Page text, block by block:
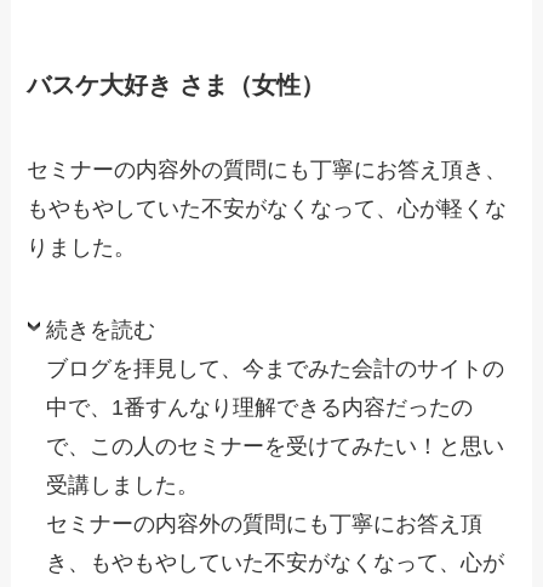
バスケ大好き さま（女性）
セミナーの内容外の質問にも丁寧にお答え頂き、
もやもやしていた不安がなくなって、心が軽くな
りました。
続きを読む
ブログを拝見して、今までみた会計のサイトの
中で、1番すんなり理解できる内容だったの
で、この人のセミナーを受けてみたい！ と思い
受講しました。
セミナーの内容外の質問にも丁寧にお答え頂
き、もやもやしていた不安がなくなって、心が